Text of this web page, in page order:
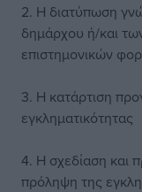
2. Η διατύπωση
δημάρχου ή/και
επιστημονικών
3. Η κατάρτιση
εγκληματικότητας
4. Η σχεδίαση και
πρόληψη της